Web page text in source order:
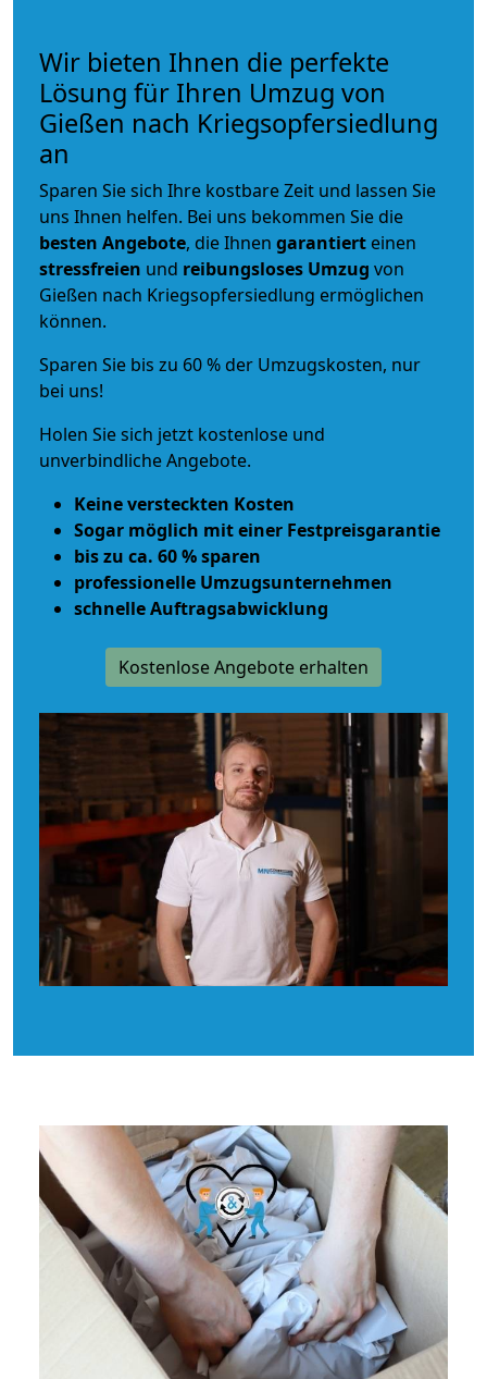
Wir bieten Ihnen die perfekte
Lösung für Ihren Umzug von
Gießen nach Kriegsopfersiedlung
an
Sparen Sie sich Ihre kostbare Zeit und lassen Sie
uns Ihnen helfen. Bei uns bekommen Sie die
besten Angebote, die Ihnen garantiert einen
stressfreien und reibungsloses Umzug von
Gießen nach Kriegsopfersiedlung ermöglichen
können.
Sparen Sie bis zu 60 % der Umzugskosten, nur
bei uns!
Holen Sie sich jetzt kostenlose und
unverbindliche Angebote.
Keine versteckten Kosten
Sogar möglich mit einer Festpreisgarantie
bis zu ca. 60 % sparen
professionelle Umzugsunternehmen
schnelle Auftragsabwicklung
Kostenlose Angebote erhalten